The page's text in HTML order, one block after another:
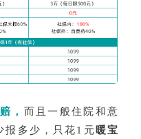
， 而且一般住院和意
报多少，只花1元 暖宝